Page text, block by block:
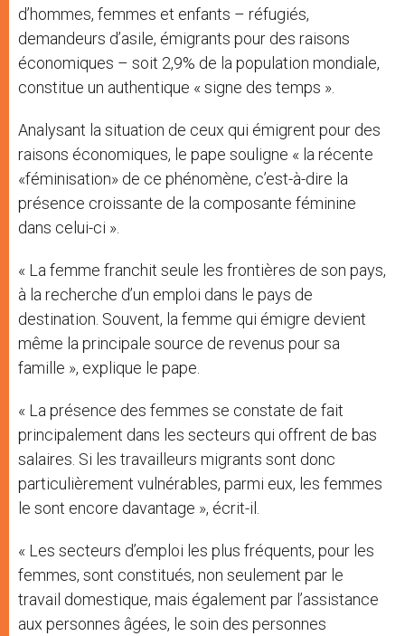
d’hommes, femmes et enfants – réfugiés,
demandeurs d’asile, émigrants pour des raisons
économiques – soit 2,9% de la population mondiale,
constitue un authentique « signe des temps ».
Analysant la situation de ceux qui émigrent pour des
raisons économiques, le pape souligne « la récente
«féminisation» de ce phénomène, c’est-à-dire la
présence croissante de la composante féminine
dans celui-ci ».
« La femme franchit seule les frontières de son pays,
à la recherche d’un emploi dans le pays de
destination. Souvent, la femme qui émigre devient
même la principale source de revenus pour sa
famille », explique le pape.
« La présence des femmes se constate de fait
principalement dans les secteurs qui offrent de bas
salaires. Si les travailleurs migrants sont donc
particulièrement vulnérables, parmi eux, les femmes
le sont encore davantage », écrit-il.
« Les secteurs d’emploi les plus fréquents, pour les
femmes, sont constitués, non seulement par le
travail domestique, mais également par l’assistance
aux personnes âgées, le soin des personnes